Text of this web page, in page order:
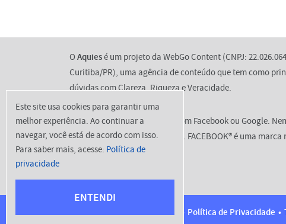
OAquiesé um projeto da WebGo Content (CNPJ:
Curitiba/PR), uma agência de conteúdo que tem como
dúvidas com Clareza, Riqueza e Veracidade.
Não temos qualquer relação com Facebook ou Google.
conteúdos publicados pelo site. FACEBOOK® é uma marca
registrada pela GOOGLE®
2026 © aquies.com.br Início Política de Privacidade
Este site usa cookies para garantir uma
melhor experiência. Ao continuar a
navegar, você está de acordo com isso.
Para saber mais, acesse: Política de
privacidade
ENTENDI